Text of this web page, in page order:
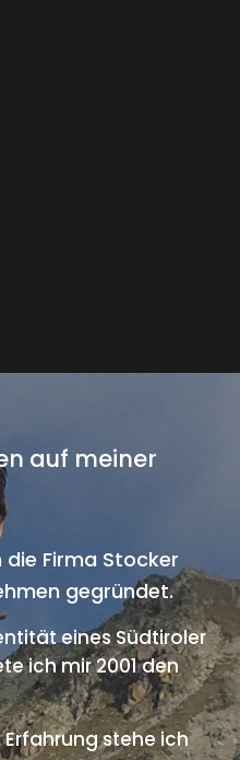
auf meiner
die Firma Stocker
gegründet.
eines Südtiroler
ich mir 2001 den
stehe ich